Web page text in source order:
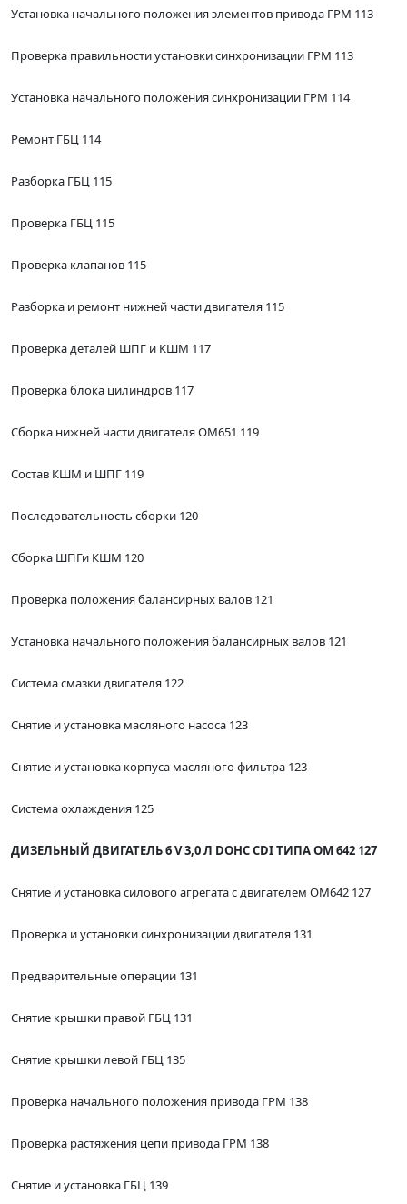
Установка начального положения элементов привода ГРМ 113
Проверка правильности установки синхронизации ГРМ 113
Установка начального положения синхронизации ГРМ 114
Ремонт ГБЦ 114
Разборка ГБЦ 115
Проверка ГБЦ 115
Проверка клапанов 115
Разборка и ремонт нижней части двигателя 115
Проверка деталей ШПГ и КШМ 117
Проверка блока цилиндров 117
Сборка нижней части двигателя ОМ651 119
Состав КШМ и ШПГ 119
Последовательность сборки 120
Сборка ШПГи КШМ 120
Проверка положения балансирных валов 121
Установка начального положения балансирных валов 121
Система смазки двигателя 122
Снятие и установка масляного насоса 123
Снятие и установка корпуса масляного фильтра 123
Система охлаждения 125
ДИЗЕЛЬНЫЙ ДВИГАТЕЛЬ 6 V 3,0 Л DOHC CDI ТИПА ОМ 642 127
Снятие и установка силового агрегата с двигателем ОМ642 127
Проверка и установки синхронизации двигателя 131
Предварительные операции 131
Снятие крышки правой ГБЦ 131
Снятие крышки левой ГБЦ 135
Проверка начального положения привода ГРМ 138
Проверка растяжения цепи привода ГРМ 138
Снятие и установка ГБЦ 139